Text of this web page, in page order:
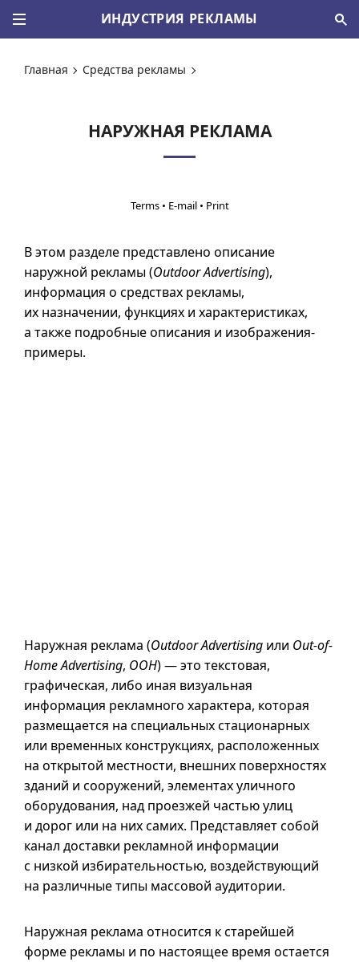
ИНДУСТРИЯ РЕКЛАМЫ
Главная Средства рекламы
НАРУЖНАЯ РЕКЛАМА
В этом разделе представлено описание
наружной рекламы (Outdoor Advertising),
информация о средствах рекламы,
их назначении, функциях и характеристиках,
а также подробные описания и изображения-
примеры.
Наружная реклама (Outdoor Advertising или Out-of-
Home Advertising, OOH) — это текстовая,
графическая, либо иная визуальная
информация рекламного характера, которая
размещается на специальных стационарных
или временных конструкциях, расположенных
на открытой местности, внешних поверхностях
зданий и сооружений, элементах уличного
оборудования, над проезжей частью улиц
и дорог или на них самих. Представляет собой
канал доставки рекламной информации
с низкой избирательностью, воздействующий
на различные типы массовой аудитории.
Наружная реклама относится к старейшей
форме рекламы и по настоящее время остается
• •